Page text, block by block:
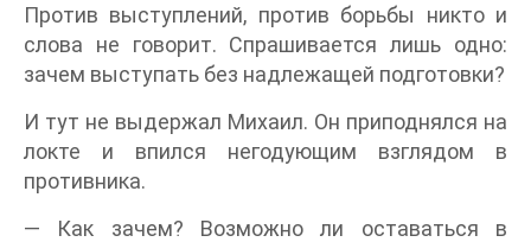
Против выступлений, против борьбы никто и
слова не говорит. Спрашивается лишь одно:
зачем выступать без надлежащей подготовки?
И тут не выдержал Михаил. Он приподнялся на
локте и впился негодующим взглядом в
противника.
— Как зачем? Возможно ли оставаться в